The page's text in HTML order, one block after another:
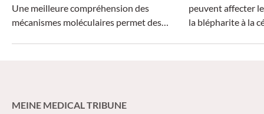
Une meilleure compréhension des
mécanismes moléculaires permet des
peuvent affecter
la blépharite à la
MEINE MEDICAL TRIBUNE